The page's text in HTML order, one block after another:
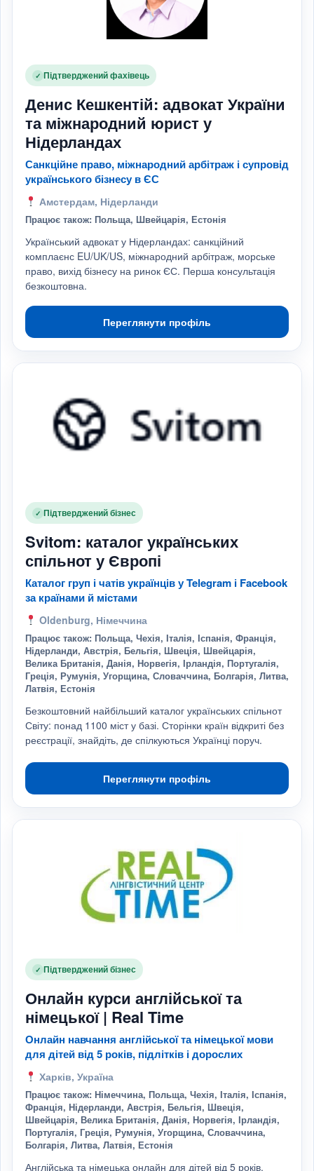
✓ Підтверджений фахівець
Денис Кешкентій: адвокат України
та міжнародний юрист у
Нідерландах
Санкційне право, міжнародний арбітраж і супровід
українського бізнесу в ЄС
Амстердам, Нідерланди
Працює також: Польща, Швейцарія, Естонія
Український адвокат у Нідерландах: санкційний
комплаєнс EU/UK/US, міжнародний арбітраж, морське
право, вихід бізнесу на ринок ЄС. Перша консультація
безкоштовна.
Переглянути профіль
✓ Підтверджений бізнес
Svitom: каталог українських
спільнот у Європі
Каталог груп і чатів українців у Telegram і Facebook
за країнами й містами
Oldenburg, Німеччина
Працює також: Польща, Чехія, Італія, Іспанія, Франція,
Нідерланди, Австрія, Бельгія, Швеція, Швейцарія,
Велика Британія, Данія, Норвегія, Ірландія, Португалія,
Греція, Румунія, Угорщина, Словаччина, Болгарія, Литва,
Латвія, Естонія
Безкоштовний найбільший каталог українських спільнот
Світу: понад 1100 міст у базі. Сторінки країн відкриті без
реєстрації, знайдіть, де спілкуються Українці поруч.
Переглянути профіль
✓ Підтверджений бізнес
Онлайн курси англійської та
німецької | Real Time
Онлайн навчання англійської та німецької мови
для дітей від 5 років, підлітків і дорослих
Харків, Україна
Працює також: Німеччина, Польща, Чехія, Італія, Іспанія,
Франція, Нідерланди, Австрія, Бельгія, Швеція,
Швейцарія, Велика Британія, Данія, Норвегія, Ірландія,
Португалія, Греція, Румунія, Угорщина, Словаччина,
Болгарія, Литва, Латвія, Естонія
Англійська та німецька онлайн для дітей від 5 років,